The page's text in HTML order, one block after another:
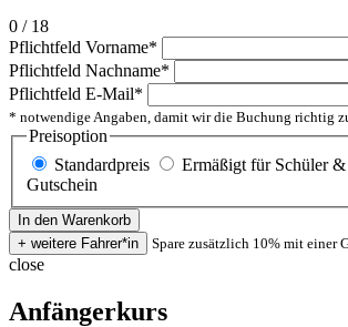
0 / 18
Pflichtfeld Vorname*
Pflichtfeld Nachname*
Pflichtfeld E-Mail*
* notwendige Angaben, damit wir die Buchung richtig
Preisoption
Standardpreis
Ermäßigt für Schüler
Gutschein
Spare zusätzlich 10% mit einer
close
Anfängerkurs